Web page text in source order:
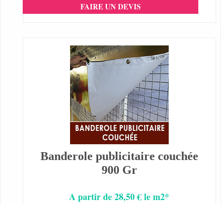
FAIRE UN DEVIS
Banderole publicitaire couchée
900 Gr
A partir de 28,50 € le m2*